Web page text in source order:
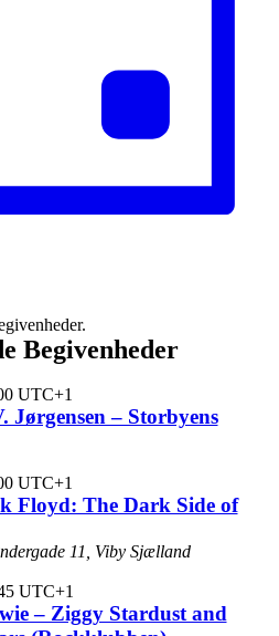
Begivenheder
UTC+1
– Storbyens
UTC+1
Floyd: The Dark Side of
11, Viby Sjælland
UTC+1
– Ziggy Stardust and